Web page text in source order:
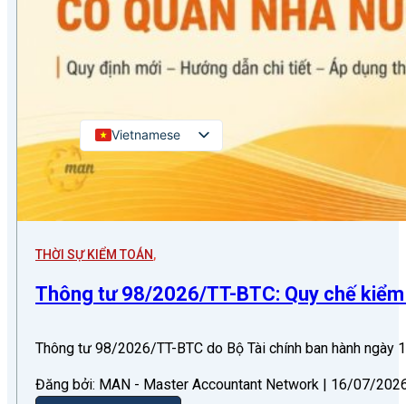
Vietnamese
Japanese
Chinese
Korean
THỜI SỰ KIỂM TOÁN,
Thông tư 98/2026/TT-BTC: Quy chế
Thông tư 98/2026/TT-BTC do Bộ Tài chính ban hành
Đăng bởi: MAN - Master Accountant Network | 16/07/